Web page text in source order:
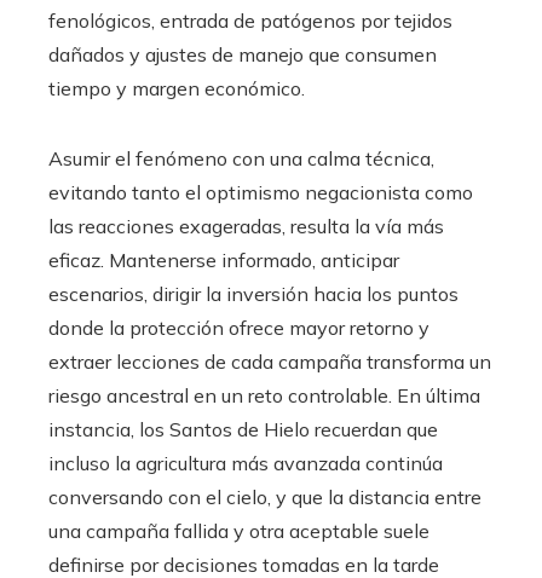
fenológicos, entrada de patógenos por tejidos
dañados y ajustes de manejo que consumen
tiempo y margen económico.
Asumir el fenómeno con una calma técnica,
evitando tanto el optimismo negacionista como
las reacciones exageradas, resulta la vía más
eficaz. Mantenerse informado, anticipar
escenarios, dirigir la inversión hacia los puntos
donde la protección ofrece mayor retorno y
extraer lecciones de cada campaña transforma un
riesgo ancestral en un reto controlable. En última
instancia, los Santos de Hielo recuerdan que
incluso la agricultura más avanzada continúa
conversando con el cielo, y que la distancia entre
una campaña fallida y otra aceptable suele
definirse por decisiones tomadas en la tarde